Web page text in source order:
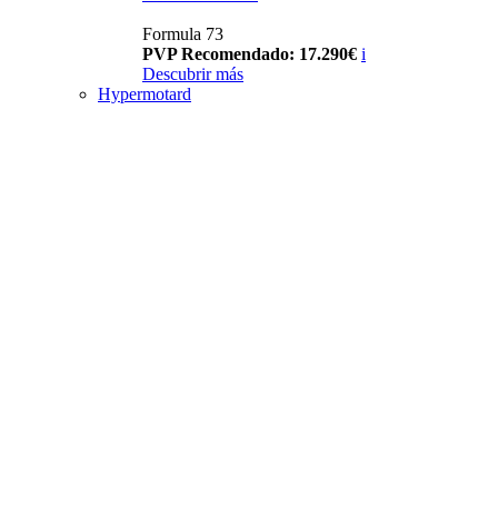
Formula 73
PVP Recomendado: 17.290€ i
Descubrir más
Hypermotard